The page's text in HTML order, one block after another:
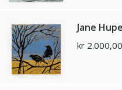
Jane
kr 2.000,00